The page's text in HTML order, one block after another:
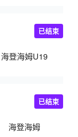
海登海姆U19
已结束
海登海姆
已结束